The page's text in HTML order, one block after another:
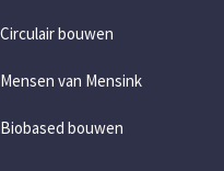
Circulair bouwen
Mensen van Mensink
Biobased bouwen